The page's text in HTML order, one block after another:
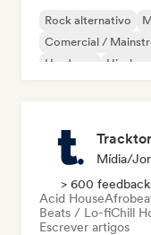
Rock alternativo
Comercial /
Hardcore
Hip-hop
Tracktor
Mídia/
> 600
Acid House
Beats / Lo-fiChill
Escrever artigos